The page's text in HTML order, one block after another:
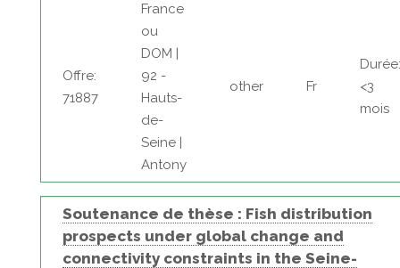
Offre:
71887
France
ou
DOM |
92 -
Hauts-
de-
Seine |
Antony
other Fr
Durée:
<3
mois
Soutenance de thèse : Fish distribution
prospects under global change and
connectivity constraints in the Seine-